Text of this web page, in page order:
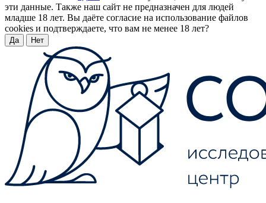
эти данные. Также наш сайт не предназначен для людей
младше 18 лет. Вы даёте согласие на использование файлов
cookies и подтверждаете, что вам не менее 18 лет?
Да Нет